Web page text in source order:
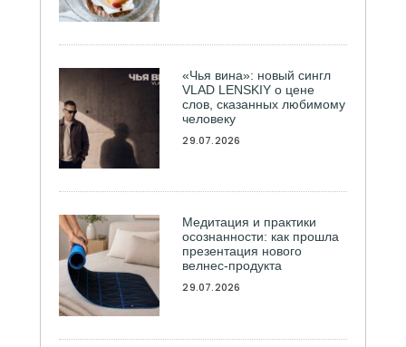
«Чья вина»: новый сингл
VLAD LENSKIY о цене
слов, сказанных любимому
человеку
29.07.2026
Медитация и практики
осознанности: как прошла
презентация нового
велнес-продукта
29.07.2026